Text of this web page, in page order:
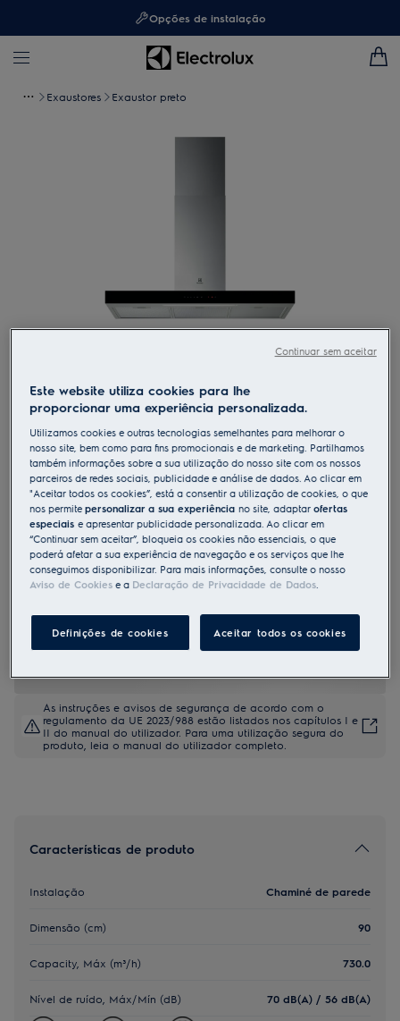
Opções de instalação
Exaustores Exaustor preto
KFTB29X
Chaminé de parede Série 700
Breeze de 90 cm
Ficha de informação do produto
Benefícios
Extração silenciosa de odores para manter o ar da cozinha fresco
após cozinhar.
A função Breeze refresca silenciosamente o ar depois de terminar de
As instruções e avisos de segurança de acordo com o
regulamento da UE 2023/988 estão listados nos capítulos I e
II do manual do utilizador. Para uma utilização segura do
produto, leia o manual do utilizador completo.
Características de produto
Instalação Chaminé de parede
Dimensão (cm) 90
Capacity, Máx (m³/h) 730.0
Nível de ruído, Máx/Mín (dB) 70 dB(A) / 56 dB(A)
Este website utiliza cookies para lhe
proporcionar uma experiência personalizada.
Utilizamos cookies e outras tecnologias semelhantes para melhorar o
nosso site, bem como para fins promocionais e de marketing. Partilhamos
também informações sobre a sua utilização do nosso site com os nossos
parceiros de redes sociais, publicidade e análise de dados. Ao clicar em
"Aceitar todos os cookies”, está a consentir a utilização de cookies, o que
nos permitepersonalizar a sua experiênciano site, adaptarofertas
especiaise apresentar publicidade personalizada. Ao clicar em
“Continuar sem aceitar”, bloqueia os cookies não essenciais, o que
poderá afetar a sua experiência de navegação e os serviços que lhe
conseguimos disponibilizar. Para mais informações, consulte o nosso
Aviso de Cookies e a Declaração de Privacidade de Dados
Definições de cookies Aceitar todos os cookies
Continuar sem aceitar